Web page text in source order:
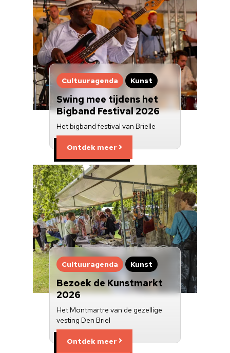
Cultuuragenda Kunst
Swing mee tijdens het
Bigband Festival 2026
Het bigband festival van Brielle
Ontdek meer
Cultuuragenda Kunst
Bezoek de Kunstmarkt
2026
Het Montmartre van de gezellige
vesting Den Briel
Ontdek meer